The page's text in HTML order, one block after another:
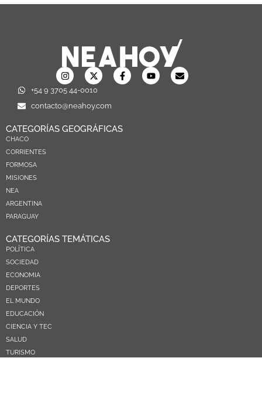
+54 9 3705 44-0010
contacto@neahoy.com
CATEGORÍAS GEOGRÁFICAS
CHACO
CORRIENTES
FORMOSA
MISIONES
NEA
ARGENTINA
PARAGUAY
CATEGORÍAS TEMÁTICAS
POLÍTICA
SOCIEDAD
ECONOMIA
DEPORTES
EL MUNDO
EDUCACIÓN
CIENCIA Y TEC
SALUD
TURISMO